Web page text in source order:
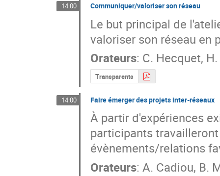
14:00 Communiquer/valoriser son réseau
Le but principal de
valoriser son réseau en
Orateurs: C. Hecquet,
Transparents
14:00 Faire émerger des projets inter-réseaux
À partir d'expériences
participants
évènements/relations
Orateurs: A. Cadiou, B.